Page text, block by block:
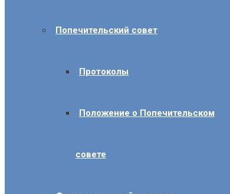
Попечительский совет
Протоколы
Положение о Попечительском
совете